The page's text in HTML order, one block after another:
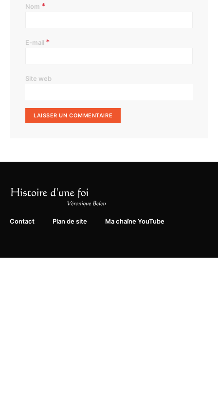
Nom *
E-mail *
Site web
Contact Plan de site Ma chaîne YouTube